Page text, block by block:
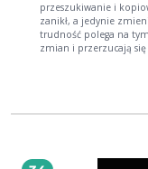
przeszukiwanie i
zanikł, a jedynie
trudność polega na
zmian i przerzucają
odpowiedzieć.